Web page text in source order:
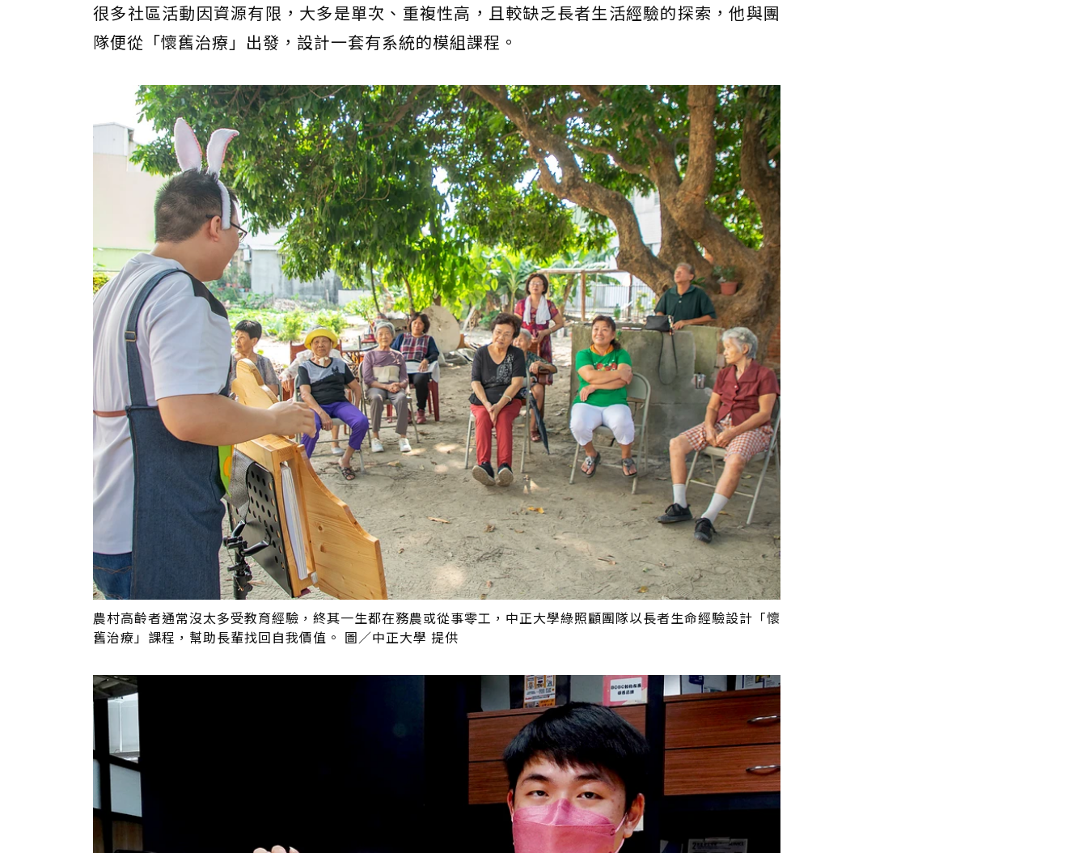
很多社區活動因資源有限，大多是單次、重複性高，且較缺乏長者生活經驗的探索，他與團
隊便從「懷舊治療」出發，設計一套有系統的模組課程。
農村高齡者通常沒太多受教育經驗，終其一生都在務農或從事零工，中正大學綠照顧團隊以長者生命經驗設計「懷
舊治療」課程，幫助長輩找回自我價值。 圖／中正大學 提供